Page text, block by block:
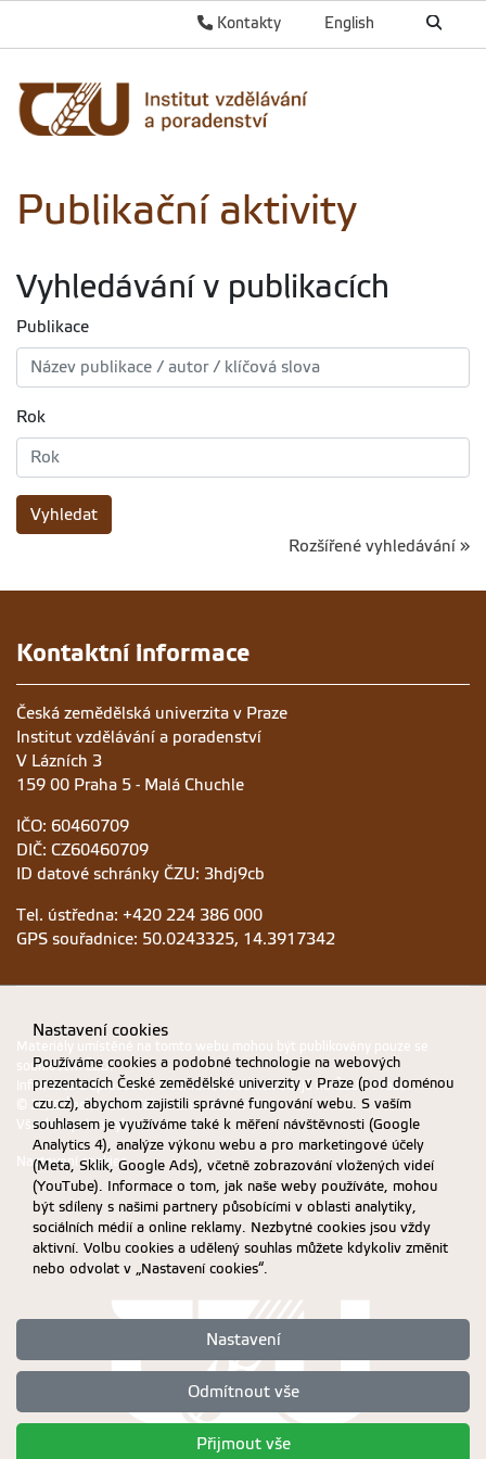
English
Kontakty
Publikační aktivity
Vyhledávání v publikacích
Publikace
Rok
Vyhledat
Rozšířené vyhledávání »
Kontaktní informace
Česká zemědělská univerzita v Praze
Institut vzdělávání a poradenství
V Lázních 3
159 00 Praha 5 - Malá Chuchle
IČO: 60460709
DIČ: CZ60460709
ID datové schránky ČZU: 3hdj9cb
Tel. ústředna: +420 224 386 000
GPS souřadnice: 50.0243325, 14.3917342
souhlasem ČZU.
Informace o zpracování a ochraně osobních údajů na ČZU v Praze.
© 2026 Česká zemědělská univerzita v Praze
Všechna práva vyhrazena
Nastavení cookies
Nastavení cookies
Používáme cookies a podobné technologie na webových
prezentacích České zemědělské univerzity v Praze (pod doménou
czu.cz), abychom zajistili správné fungování webu. S vaším
souhlasem je využíváme také k měření návštěvnosti (Google
Analytics 4), analýze výkonu webu a pro marketingové účely
(Meta, Sklik, Google Ads), včetně zobrazování vložených videí
(YouTube). Informace o tom, jak naše weby používáte, mohou
být sdíleny s našimi partnery působícími v oblasti analytiky,
sociálních médií a online reklamy. Nezbytné cookies jsou vždy
aktivní. Volbu cookies a udělený souhlas můžete kdykoliv změnit
nebo odvolat v „Nastavení cookies“.
Nastavení
Odmítnout vše
Přijmout vše